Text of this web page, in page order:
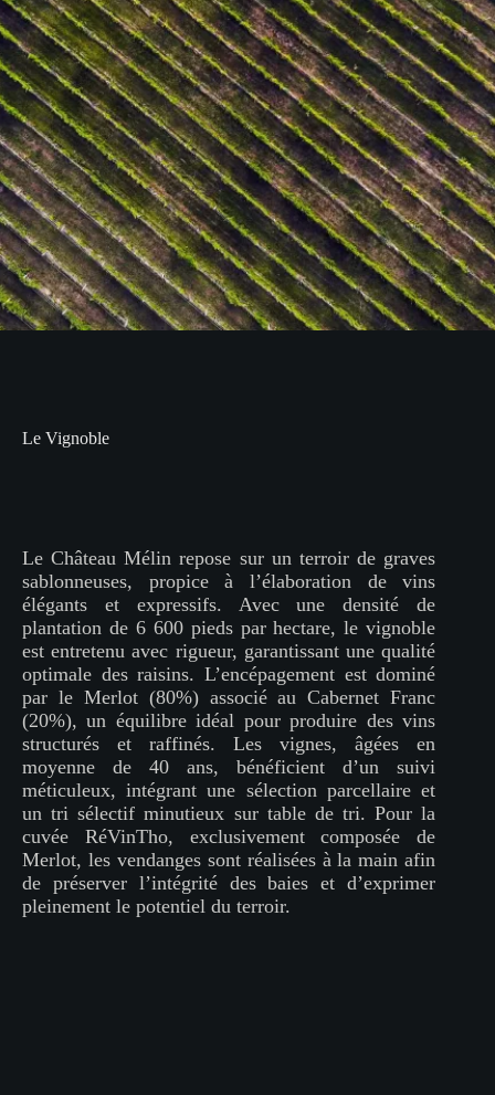
Le Vignoble
Le Château Mélin repose sur un terroir de graves
sablonneuses, propice à l’élaboration de vins
élégants et expressifs. Avec une densité de
plantation de 6 600 pieds par hectare, le vignoble
est entretenu avec rigueur, garantissant une qualité
optimale des raisins. L’encépagement est dominé
par le Merlot (80%) associé au Cabernet Franc
(20%), un équilibre idéal pour produire des vins
structurés et raffinés. Les vignes, âgées en
moyenne de 40 ans, bénéficient d’un suivi
méticuleux, intégrant une sélection parcellaire et
un tri sélectif minutieux sur table de tri. Pour la
cuvée RéVinTho, exclusivement composée de
Merlot, les vendanges sont réalisées à la main afin
de préserver l’intégrité des baies et d’exprimer
pleinement le potentiel du terroir.